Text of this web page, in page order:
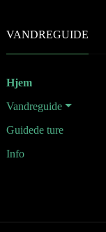
VANDREGUIDE
Hjem
Vandreguide
Guidede ture
Info